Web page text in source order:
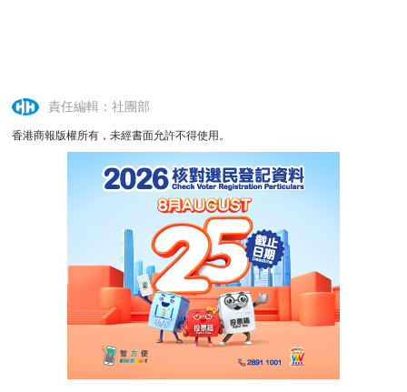
責任編輯：社團部
香港商報版權所有，未經書面允許不得使用。